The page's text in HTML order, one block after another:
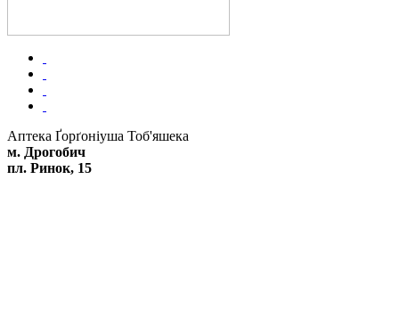
Аптека Ґорґоніуша Тоб'яшека
м. Дрогобич
пл. Ринок, 15